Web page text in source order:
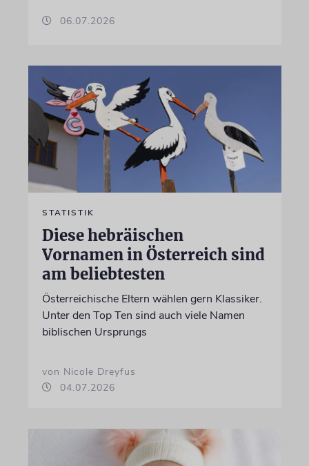
06.07.2026
STATISTIK
Diese hebräischen
Vornamen in Österreich sind
am beliebtesten
Österreichische Eltern wählen gern Klassiker.
Unter den Top Ten sind auch viele Namen
biblischen Ursprungs
von Nicole Dreyfus
04.07.2026